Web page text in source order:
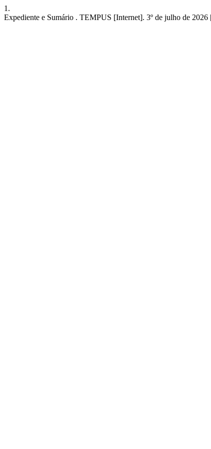
1.
Expediente e Sumário . TEMPUS [Internet]. 3º de julho de